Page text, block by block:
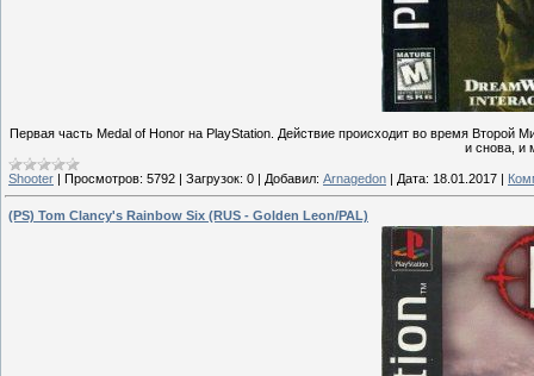
Первая часть Medal of Honor на PlayStation. Действие происходит во время Второй
и снова, и
Shooter | Просмотров: 5792 | Загрузок: 0 | Добавил: Arnagedon | Дата: 18.01.2017 |
(PS) Tom Clancy's Rainbow Six (RUS - Golden Leon/PAL)